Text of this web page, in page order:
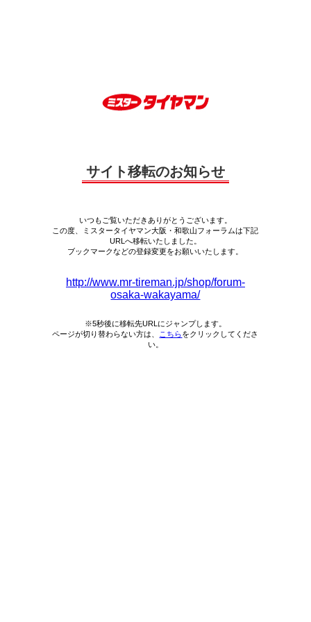
サイト移転のお知らせ
いつもご覧いただきありがとうございます。
この度、ミスタータイヤマン大阪・和歌山フォーラムは下記
URLへ移転いたしました。
ブックマークなどの登録変更をお願いいたします。
http://www.mr-tireman.jp/shop/forum-
osaka-wakayama/
※5秒後に移転先URLにジャンプします。
ページが切り替わらない方は、
こちらをクリックしてくださ
い。